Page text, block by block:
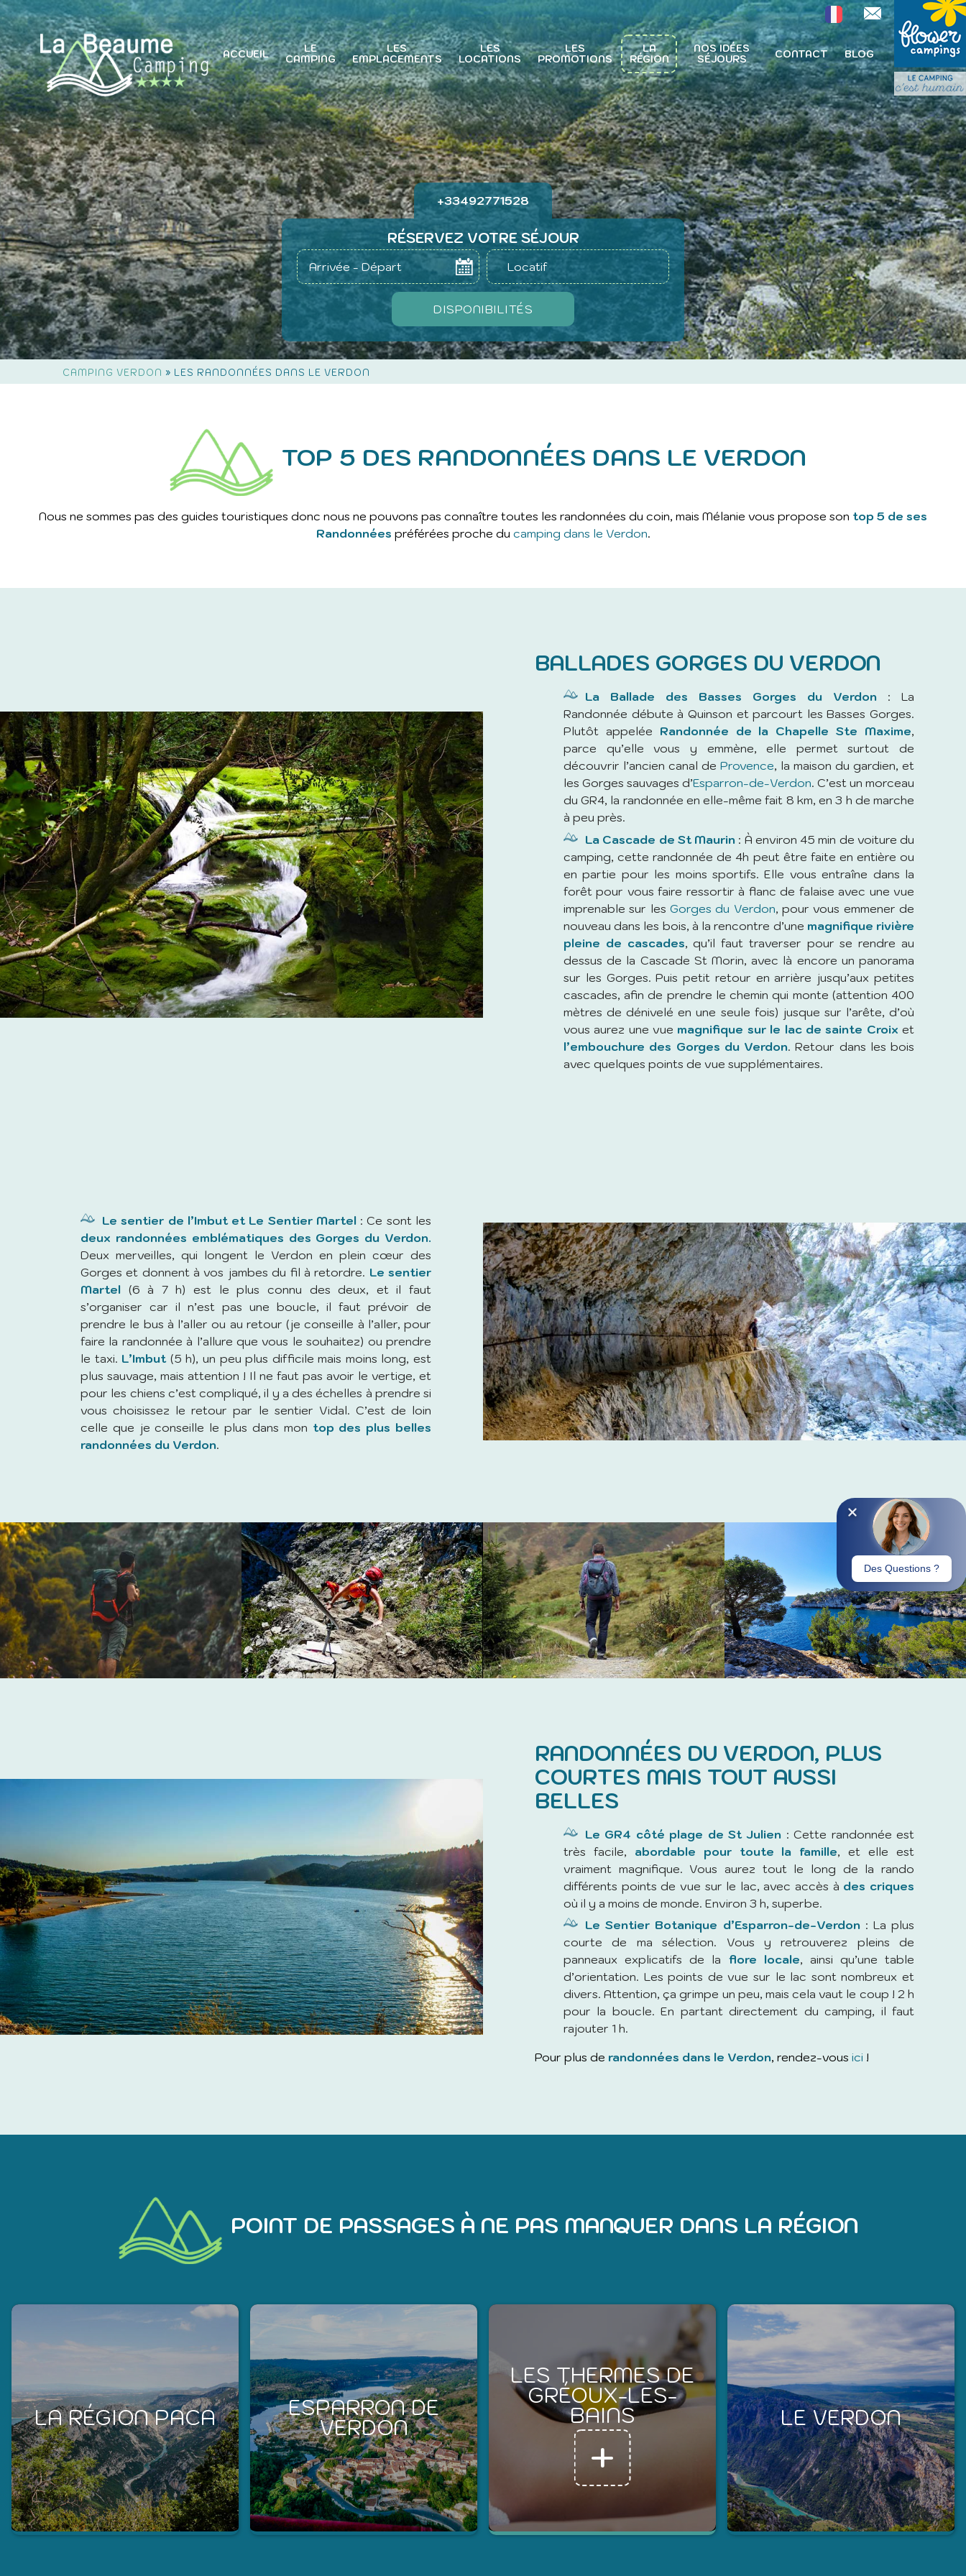
ACCUEIL
LE
CAMPING
LES
EMPLACEMENTS
LES
LOCATIONS
LES
PROMOTIONS
LA
RÉGION
NOS IDÉES
SÉJOURS
CONTACT BLOG
+33492771528
RÉSERVEZ VOTRE SÉJOUR
Arrivée - Départ
CAMPING VERDON » LES RANDONNÉES DANS LE VERDON
TOP 5 DES RANDONNÉES DANS LE VERDON
Nous ne sommes pas des guides touristiques donc nous ne pouvons pas connaître toutes les randonnées du coin, mais Mélanie vous propose son top 5 de ses
Randonnées préférées proche du camping dans le Verdon.
BALLADES GORGES DU VERDON
La Ballade des Basses Gorges du Verdon : La
Randonnée débute à Quinson et parcourt les Basses Gorges.
Plutôt appelée Randonnée de la Chapelle Ste Maxime,
parce qu’elle vous y emmène, elle permet surtout de
découvrir l’ancien canal de Provence, la maison du gardien, et
les Gorges sauvages d’Esparron-de-Verdon. C’est un morceau
du GR4, la randonnée en elle-même fait 8 km, en 3 h de marche
à peu près.
La Cascade de St Maurin : À environ 45 min de voiture du
camping, cette randonnée de 4h peut être faite en entière ou
en partie pour les moins sportifs. Elle vous entraîne dans la
forêt pour vous faire ressortir à flanc de falaise avec une vue
imprenable sur les Gorges du Verdon, pour vous emmener de
nouveau dans les bois, à la rencontre d’une magnifique rivière
pleine de cascades, qu’il faut traverser pour se rendre au
dessus de la Cascade St Morin, avec là encore un panorama
sur les Gorges. Puis petit retour en arrière jusqu’aux petites
cascades, afin de prendre le chemin qui monte (attention 400
mètres de dénivelé en une seule fois) jusque sur l’arête, d’où
vous aurez une vue magnifique sur le lac de sainte Croix et
l’embouchure des Gorges du Verdon. Retour dans les bois
avec quelques points de vue supplémentaires.
Le sentier de l’Imbut et Le Sentier Martel: Ce sont les
deux randonnées emblématiques des Gorges du Verdon.
Deux merveilles, qui longent le Verdon en plein cœur des
Gorges et donnent à vos jambes du fil à retordre. Le sentier
Martel (6 à 7 h) est le plus connu des deux, et il faut
s’organiser car il n’est pas une boucle, il faut prévoir de
prendre le bus à l’aller ou au retour (je conseille à l’aller, pour
faire la randonnée à l’allure que vous le souhaitez) ou prendre
le taxi. L’Imbut(5 h), un peu plus difficile mais moins long, est
plus sauvage, mais attention ! Il ne faut pas avoir le vertige, et
pour les chiens c’est compliqué, il y a des échelles à prendre si
vous choisissez le retour par le sentier Vidal. C’est de loin
celle que je conseille le plus dans mon top des plus belles
randonnées du Verdon.
RANDONNÉES DU VERDON, PLUS
COURTES MAIS TOUT AUSSI
BELLES
Le GR4 côté plage de St Julien : Cette randonnée est
très facile, abordable pour toute la famille, et elle est
vraiment magnifique. Vous aurez tout le long de la rando
différents points de vue sur le lac, avec accès à des criques
où il y a moins de monde. Environ 3 h, superbe.
Le Sentier Botanique d’Esparron-de-Verdon: La plus
courte de ma sélection. Vous y retrouverez pleins de
panneaux explicatifs de la flore locale, ainsi qu’une table
d’orientation. Les points de vue sur le lac sont nombreux et
divers. Attention, ça grimpe un peu, mais cela vaut le coup ! 2 h
pour la boucle. En partant directement du camping, il faut
rajouter 1 h.
Pour plus de randonnées dans le Verdon, rendez-vous ici !
POINT DE PASSAGES À NE PAS MANQUER DANS LA RÉGION
LA RÉGION PACA ESPARRON DE
VERDON
LES THERMES DE
GRÉOUX-LES-
BAINS LE VERDON